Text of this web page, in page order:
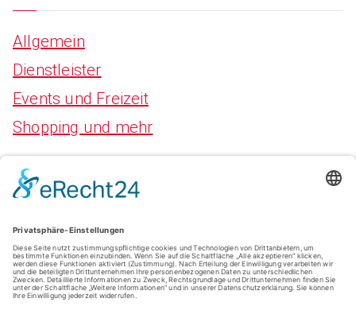
Allgemein
Dienstleister
Events und Freizeit
Shopping und mehr
Meta
Anmelden
Eintrags-Feed
Kommentar-Feed